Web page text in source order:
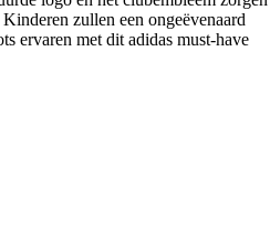
zullen een ongeëvenaard
ervaren met dit adidas must-have